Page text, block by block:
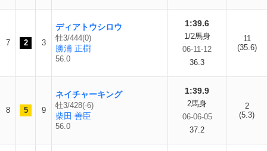
7 2 3
ディアトウシロウ
牡3/444(0)
勝浦 正樹
56.0
1:39.6
1/2馬身
06-11-12
36.3
11
(35.6)
8 5 9
ネイチャーキング
牡3/428(-6)
柴田 善臣
56.0
1:39.9
2馬身
06-06-05
37.2
2
(5.3)